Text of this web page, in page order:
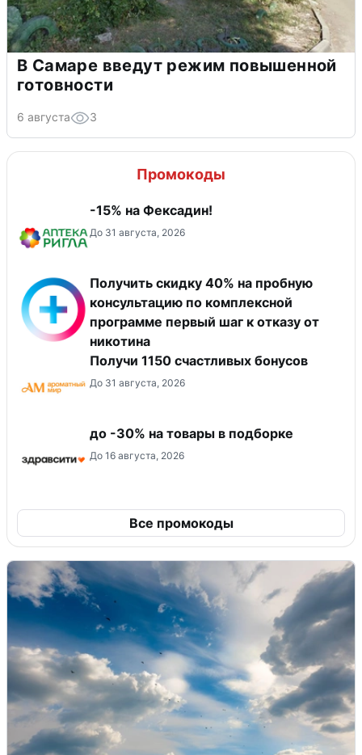
В Самаре введут режим повышенной
готовности
6 августа 3
Промокоды
-15% на Фексадин!
До 31 августа, 2026
Получить скидку 40% на пробную
консультацию по комплексной
программе первый шаг к отказу от
никотина
Получи 1150 счастливых бонусов
До 31 августа, 2026
до -30% на товары в подборке
До 16 августа, 2026
Все промокоды